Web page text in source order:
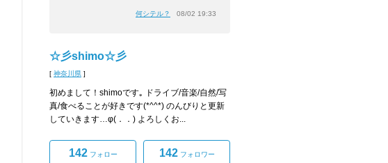
何シテル？ 08/02 19:33
☆彡shimo☆彡
[ 神奈川県 ]
初めまして！shimoです｡ ドライブ/音楽/自然/写
真/食べることが好きです(*^^*) のんびりと更新
していきます…φ(．．) よろしくお...
142フォロー 142フォロワー